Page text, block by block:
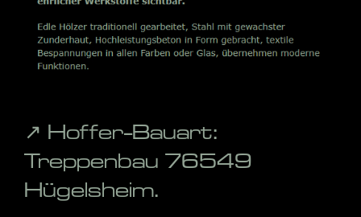
↗️ Hoffer-Bauart:
Treppenbau 76549
Hügelsheim.